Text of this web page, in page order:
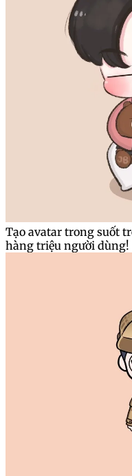
Tạo avatar trong suốt
hàng triệu người dùng!